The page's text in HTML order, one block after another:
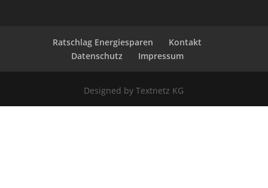
Ratschlag Energiesparen
Kontakt
Datenschutz
Impressum
Designed by Textnetz KG